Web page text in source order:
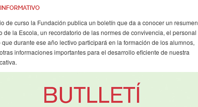
de curso la Fundación publica un boletín que da a conocer un resumen
de la Escola, un recordatorio de las normes de convivencia, el personal
que durante ese año lectivo participará en la formación de los alumnos,
informaciones importantes para el desarrollo eficiente de nuestra